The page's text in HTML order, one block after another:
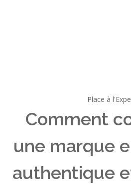
Place à
Comment
une marque
authentique